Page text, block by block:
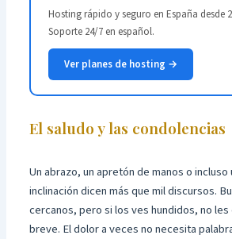
Hosting rápido y seguro en España desde
Soporte 24/7 en español.
Ver planes de hosting →
El saludo y las condolencias
Un abrazo, un apretón de manos o incluso
inclinación dicen más que mil discursos.
cercanos, pero si los ves hundidos, no les
breve. El dolor a veces no necesita